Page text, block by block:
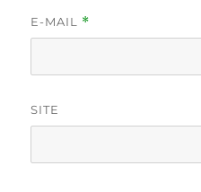
E-MAIL *
SITE